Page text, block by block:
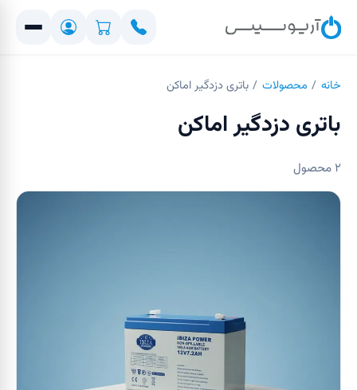
خانه / محصولات / باتری دزدگیر اماکن
باتری دزدگیر اماکن
۲ محصول